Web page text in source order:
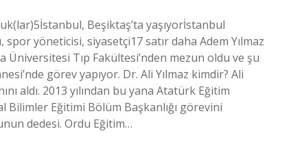
Beşiktaş’ta yaşıyorİstanbul
yöneticisi, siyasetçi17 satır daha Adem Yılmaz
Üniversitesi Tıp Fakültesi’nden mezun oldu ve şu
görev yapıyor. Dr. Ali Yılmaz kimdir? Ali
aldı. 2013 yılından bu yana Atatürk Eğitim
Bilimler Eğitimi Bölüm Başkanlığı görevini
dedesi. Ordu Eğitim…